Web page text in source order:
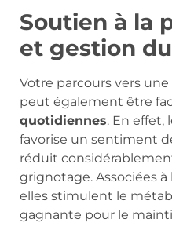
Soutien à la
et gestion
Votre parcours vers
peut également être
quotidiennes. En effet,
favorise un sentiment
réduit
grignotage. Associées
elles stimulent le
gagnante pour le